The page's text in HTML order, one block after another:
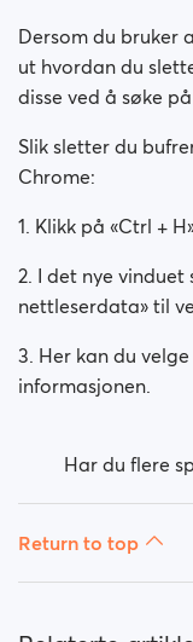
Dersom du bruker
ut hvordan du
disse ved å søke
Slik sletter du
Chrome:
1. Klikk på «Ctrl +
2. I det nye vinduet
nettleserdata» til
3. Her kan du
informasjonen.
Har du flere
Return to top